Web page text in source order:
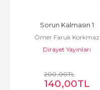
Sorun Kalmasın 1
Ömer Faruk Korkmaz
Dirayet Yayınları
200,00TL
140,00TL